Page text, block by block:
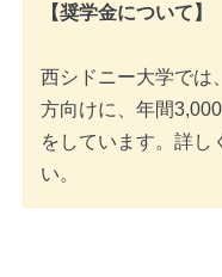
【奨学金について】
西シドニー大学では
方向けに、年間
をしています。詳し
い。